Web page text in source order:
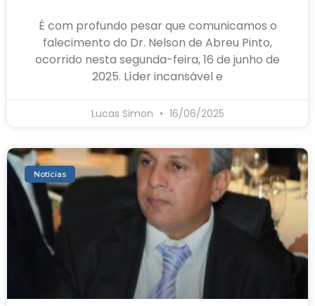
É com profundo pesar que comunicamos o
falecimento do Dr. Nelson de Abreu Pinto,
ocorrido nesta segunda-feira, 16 de junho de
2025. Líder incansável e
Lucas Simon 16/06/2025
Notícias